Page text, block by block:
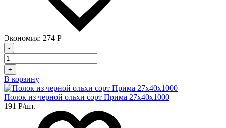
Экономия: 274 Р
-
+
В корзину
Полок из черной ольхи сорт Прима 27х40х1000
191 Р/шт.